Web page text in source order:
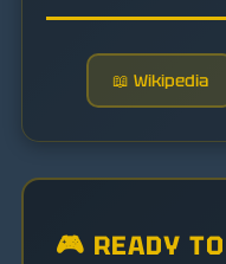
📖 Wikipedia
🎮 READY